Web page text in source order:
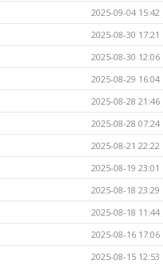
2025-09-04 15:42
2025-08-30 17:21
2025-08-30 12:06
2025-08-29 16:04
2025-08-28 21:46
2025-08-28 07:24
2025-08-21 22:22
2025-08-19 23:01
2025-08-18 23:29
2025-08-18 11:44
2025-08-16 17:06
2025-08-15 12:53